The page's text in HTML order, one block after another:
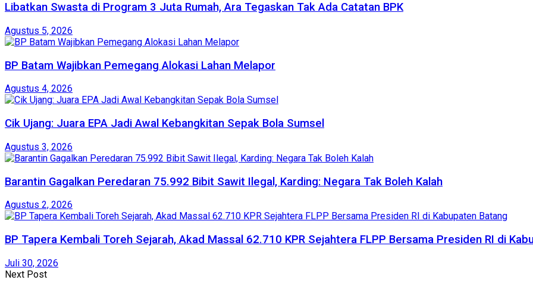
Libatkan Swasta di Program 3 Juta Rumah, Ara Tegaskan Tak Ada Catatan BPK
Agustus 5, 2026
BP Batam Wajibkan Pemegang Alokasi Lahan Melapor
Agustus 4, 2026
Cik Ujang: Juara EPA Jadi Awal Kebangkitan Sepak Bola Sumsel
Agustus 3, 2026
Barantin Gagalkan Peredaran 75.992 Bibit Sawit Ilegal, Karding: Negara Tak Boleh Kalah
Agustus 2, 2026
BP Tapera Kembali Toreh Sejarah, Akad Massal 62.710 KPR Sejahtera FLPP Bersama Presiden RI di
Juli 30, 2026
Next Post